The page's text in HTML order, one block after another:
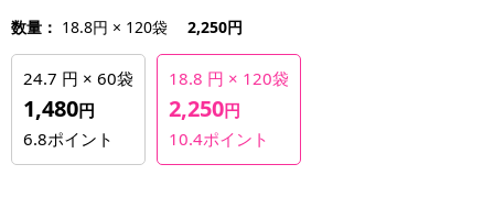
数量： 18.8円 × 120袋 2,250円
24.7 円 × 60袋
1,480円
6.8ポイント
18.8 円 × 120袋
2,250円
10.4ポイント